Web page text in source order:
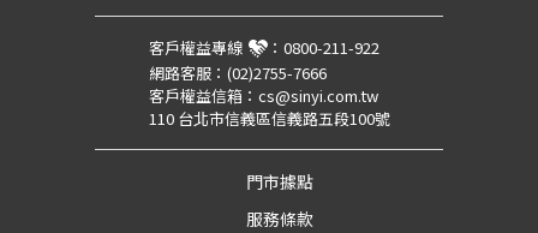
客戶權益專線 ： 0800-211-922
網路客服： (02)2755-7666
客戶權益信箱： cs@sinyi.com.tw
110 台北市信義區信義路五段100號
門市據點
服務條款